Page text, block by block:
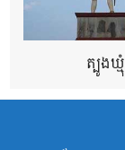
ត្បូងឃ្មុំ